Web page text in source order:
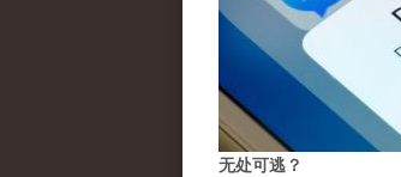
无处可逃？